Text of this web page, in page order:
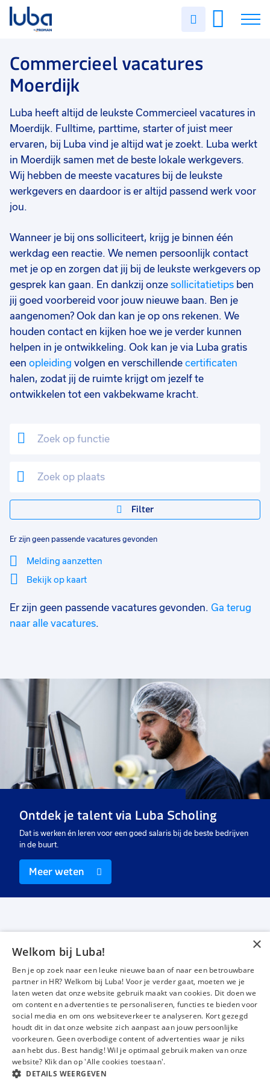
Uren
Vacatures
Over ons
Voor werkgevers
Contact
Commercieel vacatures
Moerdijk
Luba heeft altijd de leukste Commercieel vacatures in
Moerdijk. Fulltime, parttime, starter of juist meer
ervaren, bij Luba vind je altijd wat je zoekt. Luba werkt
in Moerdijk samen met de beste lokale werkgevers.
Wij hebben de meeste vacatures bij de leukste
werkgevers en daardoor is er altijd passend werk voor
jou.
Wanneer je bij ons solliciteert, krijg je binnen één
werkdag een reactie. We nemen persoonlijk contact
met je op en zorgen dat jij bij de leukste werkgevers op
gesprek kan gaan. En dankzij onze sollicitatietips ben
jij goed voorbereid voor jouw nieuwe baan. Ben je
aangenomen? Ook dan kan je op ons rekenen. We
houden contact en kijken hoe we je verder kunnen
helpen in je ontwikkeling. Ook kan je via Luba gratis
een opleiding volgen en verschillende certificaten
halen, zodat jij de ruimte krijgt om jezelf te
ontwikkelen tot een vakbekwame kracht.
Filter
Filter vacatures
Vakgebied 0
Opleidingsniveau
Uren per week 0
Er zijn geen passende vacatures gevonden
Melding aanzetten
Bekijk op kaart
Sluiten
Er zijn geen passende vacatures gevonden. Ga terug
naar alle vacatures.
Ontdek je talent via Luba Scholing
Dat is werken én leren voor een goed salaris bij de beste bedrijven
in de buurt.
Meer weten
Werken bij Luba
Voor werkgevers
Mijn Luba
Contact
InstagramFacebookLinkedIn YouTube
×
Welkom bij Luba!
Ben je op zoek naar een leuke nieuwe baan of naar een betrouwbare
partner in HR? Welkom bij Luba! Voor je verder gaat, moeten we je
laten weten dat onze website gebruik maakt van cookies. Dit doen we
om content en advertenties te personaliseren, functies te bieden voor
social media en om ons websiteverkeer te analyseren. Kort gezegd
houdt dit in dat onze website zich aanpast aan jouw persoonlijke
voorkeuren. Geen overbodige content of advertenties waar je niks
aan hebt dus. Best handig! Wil je optimaal gebruik maken van onze
website? Klik dan op 'Alle cookies toestaan'.
DETAILS WEERGEVEN